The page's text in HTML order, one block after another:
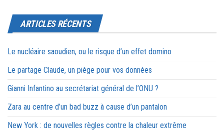
ARTICLES RÉCENTS
Le nucléaire saoudien, ou le risque d’un effet domino
Le partage Claude, un piège pour vos données
Gianni Infantino au secrétariat général de l’ONU ?
Zara au centre d’un bad buzz à cause d’un pantalon
New York : de nouvelles règles contre la chaleur extrême